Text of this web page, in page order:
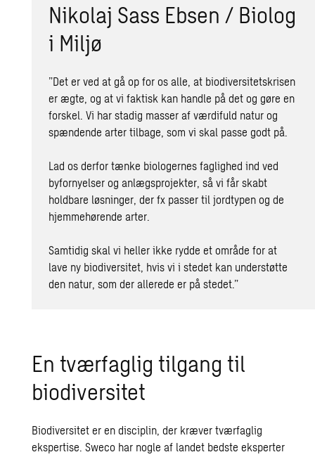
Nikolaj Sass Ebsen / Biolog
i Miljø
”Det er ved at gå op for os alle, at biodiversitetskrisen
er ægte, og at vi faktisk kan handle på det og gøre en
forskel. Vi har stadig masser af værdifuld natur og
spændende arter tilbage, som vi skal passe godt på.
Lad os derfor tænke biologernes faglighed ind ved
byfornyelser og anlægsprojekter, så vi får skabt
holdbare løsninger, der fx passer til jordtypen og de
hjemmehørende arter.
Samtidig skal vi heller ikke rydde et område for at
lave ny biodiversitet, hvis vi i stedet kan understøtte
den natur, som der allerede er på stedet.”
En tværfaglig tilgang til
biodiversitet
Biodiversitet er en disciplin, der kræver tværfaglig
ekspertise. Sweco har nogle af landet bedste eksperter